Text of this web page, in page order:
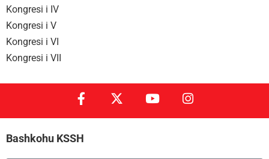
Kongresi i IV
Kongresi i V
Kongresi i VI
Kongresi i VII
Bashkohu KSSH